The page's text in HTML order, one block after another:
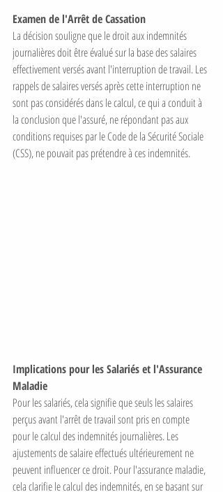
Examen de l'Arrêt de Cassation
La décision souligne que le droit aux indemnités
journalières doit être évalué sur la base des salaires
effectivement versés avant l'interruption de travail. Les
rappels de salaires versés après cette interruption ne
sont pas considérés dans le calcul, ce qui a conduit à
la conclusion que l'assuré, ne répondant pas aux
conditions requises par le Code de la Sécurité Sociale
(CSS), ne pouvait pas prétendre à ces indemnités.
Implications pour les Salariés et l'Assurance
Maladie
Pour les salariés, cela signifie que seuls les salaires
perçus avant l'arrêt de travail sont pris en compte
pour le calcul des indemnités journalières. Les
ajustements de salaire effectués ultérieurement ne
peuvent influencer ce droit. Pour l'assurance maladie,
cela clarifie le calcul des indemnités, en se basant sur